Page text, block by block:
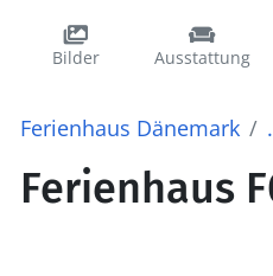
Bilder Ausstattung
Ferienhaus Dänemark
Ferienhaus